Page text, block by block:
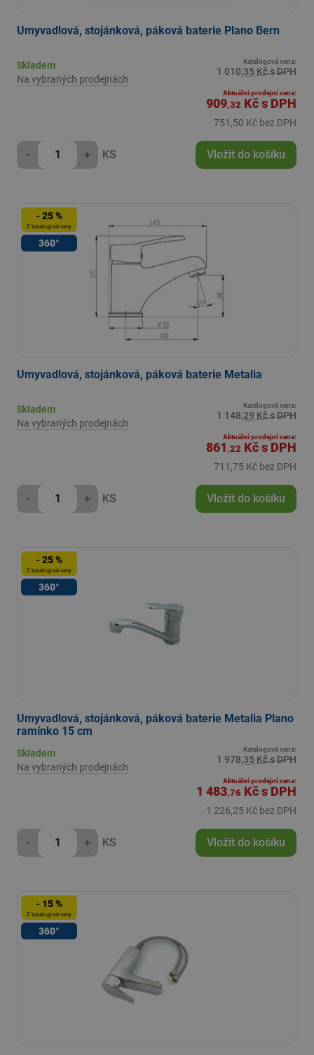
Umyvadlová, stojánková, páková baterie Plano Bern
Skladem
Na vybraných prodejnách
Katalogová cena:
1 010,35 Kč s DPH
Aktuální prodejní cena:
909,32 Kčs DPH
751,50 Kč bez DPH
- + KS Vložit do košíku
- 25 %
Z katalogové ceny
360°
Umyvadlová, stojánková, páková baterie Metalia
Skladem
Na vybraných prodejnách
Katalogová cena:
1 148,29 Kč s DPH
Aktuální prodejní cena:
861 ,22 Kčs DPH
711,75 Kč bez DPH
- + KS Vložit do košíku
- 25 %
Z katalogové ceny
360°
Umyvadlová, stojánková, páková baterie Metalia Plano
ramínko 15 cm
Skladem
Na vybraných prodejnách
Katalogová cena:
1 978,35 Kč s DPH
Aktuální prodejní cena:
1 483,76 Kčs DPH
1 226,25 Kč bez DPH
- + KS Vložit do košíku
- 15 %
Z katalogové ceny
360°